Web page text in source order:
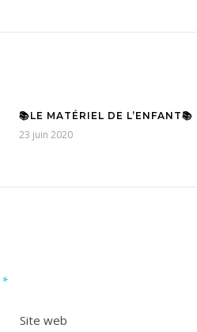
📚LE MATÉRIEL DE L’ENFANT📚
23 juin 2020
*
Site web